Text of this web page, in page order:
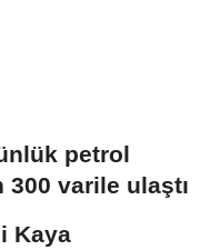
petrol
varile ulaştı
Kaya